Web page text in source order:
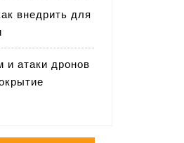
внедрить для
и атаки дронов